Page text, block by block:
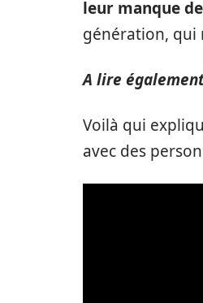
leur manque
génération, qui
A lire
Voilà qui
avec des